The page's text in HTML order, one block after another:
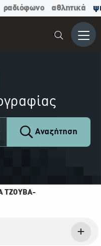
ραδιόφωνο αθλητικά
Μενού
Αναζήτηση
ΤΖΟΎΒΑ-